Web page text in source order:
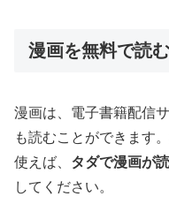
漫画を無料で読
漫画は、電子書籍配信
も読むことができます
使えば、 タダで漫画が
してください。